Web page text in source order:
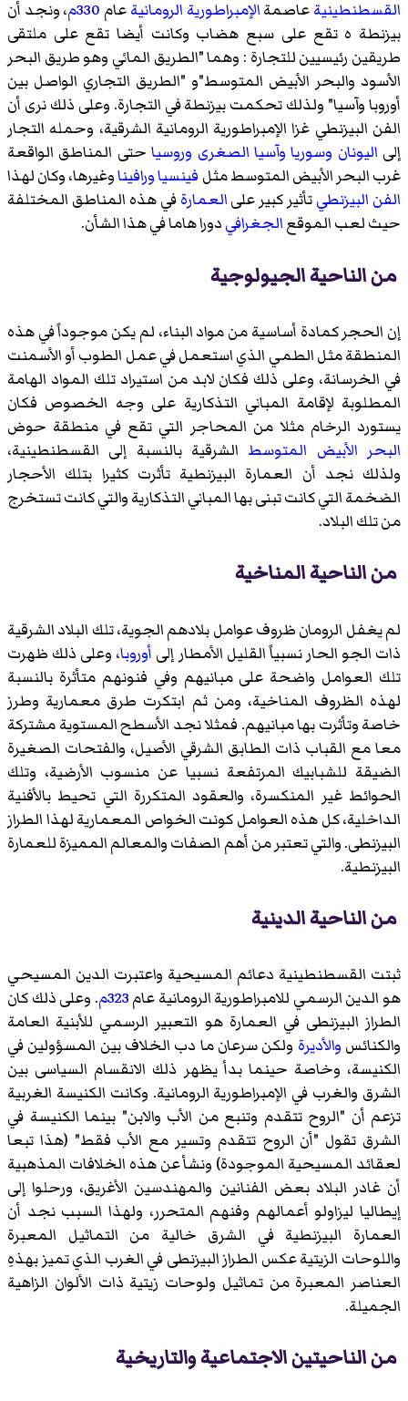
القسطنطينيةعاصمةالإمبراطورية الرومانيةعام 330م ، ونجد أن
بيزنطة ه تقع على سبع هضاب وكانت أيضا تقع على ملتقى
طريقين رئيسيين للتجارة : وهما "الطريق المائي وهو طريق البحر
الأسود والبحر الأبيض المتوسط"و "الطريق التجاري الواصل بين
أوروبا وآسيا" ولذلك تحكمت بيزنطة في التجارة. وعلى ذلك نرى أن
الفن البيزنطي غزا الإمبراطورية الرومانية الشرقية، وحمله التجار
إلى اليونان وسوريا وآسيا الصغرى وروسياحتى المناطق الواقعة
غرب البحر الأبيض المتوسط مثل فينسياورافيناوغيرها، وكان لهذا
الفن البيزنطيتأثير كبير علىالعمارةفي هذه المناطق المختلفة
حيث لعب الموقعالجغرافيدورا هاما في هذا الشأن.
من الناحية الجيولوجية
إن الحجر كمادة أساسية من مواد البناء، لم يكن موجوداً في هذه
المنطقة مثل الطمي الذي استعمل في عمل الطوب أو الأسمنت
في الخرسانة، وعلى ذلك فكان لابد من استيراد تلك المواد الهامة
المطلوبة لإقامة المباني التذكارية على وجه الخصوص فكان
يستورد الرخام مثلا من المحاجر التي تقع في منطقة حوض
البحر الأبيض المتوسط الشرقية بالنسبة إلى القسطنطينية،
ولذلك نجد أن العمارة البيزنطية تأثرت كثيرا بتلك الأحجار
الضخمة التي كانت تبنى بها المباني التذكارية والتي كانت تستخرج
من تلك البلاد.
من الناحية المناخية
لم يغفل الرومان ظروف عوامل بلادهم الجوية، تلك البلاد الشرقية
ذات الجو الحار نسبياً القليل الأمطار إلى أوروبا، وعلى ذلك ظهرت
تلك العوامل واضحة على مبانيهم وفي فنونهم متأثرة بالنسبة
لهذه الظروف المناخية، ومن ثم ابتكرت طرق معمارية وطرز
خاصة وتأثرت بها مبانيهم. فمثلا نجد الأسطح المستوية مشتركة
معا مع القباب ذات الطابق الشرقي الأصيل، والفتحات الصغيرة
الضيقة للشبابيك المرتفعة نسبيا عن منسوب الأرضية، وتلك
الحوائط غير المنكسرة، والعقود المتكررة التي تحيط بالأفنية
الداخلية، كل هذه العوامل كونت الخواص المعمارية لهذا الطراز
البيزنطى. والتي تعتبر من أهم الصفات والمعالم المميزة للعمارة
البيزنطية.
من الناحية الدينية
ثبتت القسطنطينية دعائم المسيحية واعتبرت الدين المسيحي
هو الدين الرسمي للامبراطورية الرومانية عام323م . وعلى ذلك كان
الطراز البيزنطى في العمارة هو التعبير الرسمي للأبنية العامة
والكنائس والأديرة ولكن سرعان ما دب الخلاف بين المسؤولين في
الكنيسة، وخاصة حينما بدأ يظهر ذلك الانقسام السياسى بين
الشرق والغرب في الإمبراطورية الرومانية. وكانت الكنيسة الغربية
تزعم أن "الروح تتقدم وتنبع من الأب والابن" بينما الكنيسة في
الشرق تقول "أن الروح تتقدم وتسير مع الأب فقط" (هذا تبعا
لعقائد المسيحية الموجودة) ونشأ عن هذه الخلافات المذهبية
أن غادر البلاد بعض الفنانين والمهندسين الأغريق، ورحلوا إلى
إيطاليا ليزاولو أعمالهم وفنهم المتحرر، ولهذا السبب نجد أن
العمارة البيزنطية في الشرق خالية من التماثيل المعبرة
واللوحات الزيتية عكس الطراز البيزنطى في الغرب الذي تميز بهذهِ
العناصر المعبرة من تماثيل ولوحات زيتية ذات الألوان الزاهية
الجميلة.
من الناحيتين الاجتماعية والتاريخية